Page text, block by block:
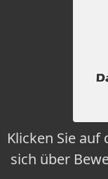
Klicken Sie
sich über